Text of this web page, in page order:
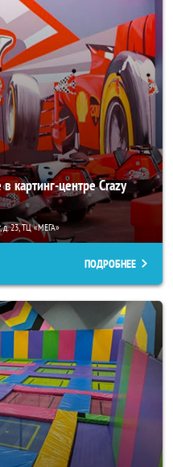
картинг-центре Crazy
д. 23, ТЦ «МЕГА»
ПОДРОБНЕЕ